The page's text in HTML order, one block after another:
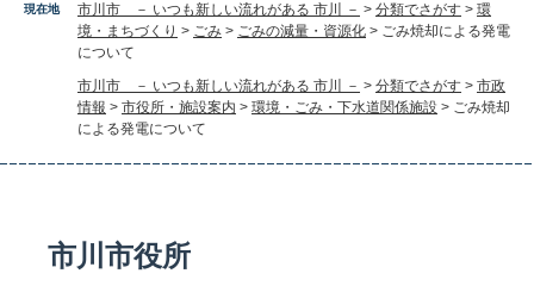
現在地 市川市 － いつも新しい流れがある 市川 － > 分類でさがす > 環
境・まちづくり > ごみ > ごみの減量・資源化 > ごみ焼却による発電
について
市川市 － いつも新しい流れがある 市川 － > 分類でさがす > 市政
情報 > 市役所・施設案内 > 環境・ごみ・下水道関係施設 > ごみ焼却
による発電について
市川市役所